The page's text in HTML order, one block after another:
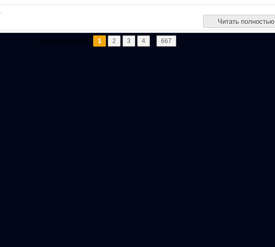
Читать полностью
1 2 3 4 667